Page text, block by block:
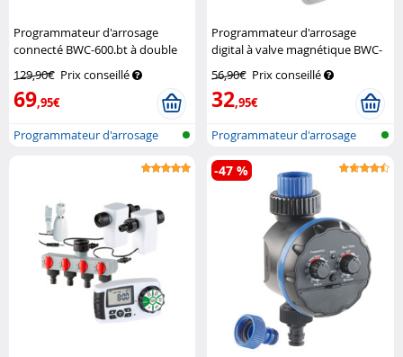
Programmateur d'arrosage
connecté BWC-600.bt à double
Royal Gardineer
129,90€ Prix conseillé
69,95€
Programmateur d'arrosage
Programmateur d'arrosage
digital à valve magnétique BWC-
Royal Gardineer
56,90€ Prix conseillé
32,95€
Programmateur d'arrosage
électroniq...
-47 %